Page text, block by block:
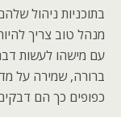
מנהל טוב צריך
עם מישהו לעשות
ברורה, שמירה על
כפופים כך הם